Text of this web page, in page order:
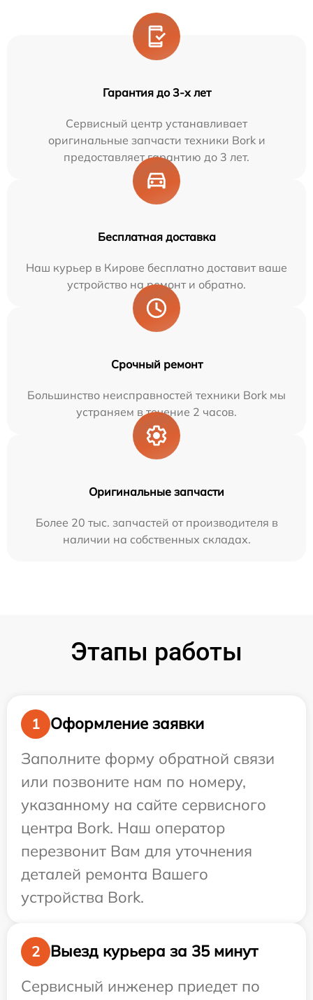
Гарантия до 3-х лет
Сервисный центр устанавливает
оригинальные запчасти техники Bork и
предоставляет гарантию до 3 лет.
Бесплатная доставка
Наш курьер в Кирове бесплатно доставит ваше
устройство на ремонт и обратно.
Срочный ремонт
Большинство неисправностей техники Bork мы
устраняем в течение 2 часов.
Оригинальные запчасти
Более 20 тыс. запчастей от производителя в
наличии на собственных складах.
Этапы работы
1
Оформление заявки
Заполните форму обратной связи
или позвоните нам по номеру,
указанному на сайте сервисного
центра Bork. Наш оператор
перезвонит Вам для уточнения
деталей ремонта Вашего
устройства Bork.
2
Выезд курьера за 35 минут
Сервисный инженер приедет по